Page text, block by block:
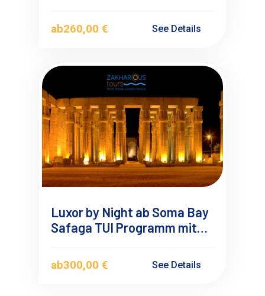
ab260,00 € See Details
Luxor by Night ab Soma Bay
Safaga TUI Programm mit
ab300,00 € See Details